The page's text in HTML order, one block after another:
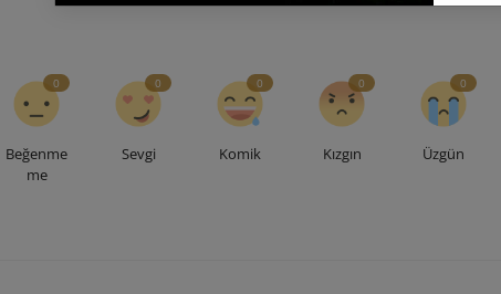
Beğenme
me
0
Sevgi
0
Komik
0
Kızgın
0
Üzgün
0